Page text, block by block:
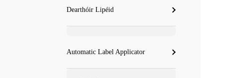
Dearthóir Lipéid
Automatic Label Applicator